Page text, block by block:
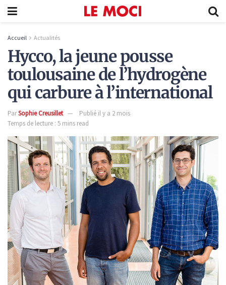
Accueil Actualités
Hycco, la jeune pousse
toulousaine de l’hydrogène
qui carbure à l’international
ParSophie Creusillet
Publié il y a 2 mois
Temps de lecture : 5 mins read